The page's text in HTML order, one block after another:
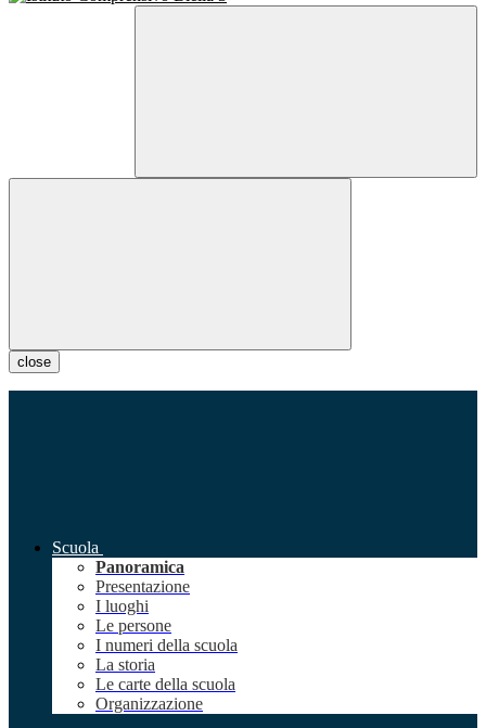
close
Scuola
Panoramica
Presentazione
I luoghi
Le persone
I numeri della scuola
La storia
Le carte della scuola
Organizzazione